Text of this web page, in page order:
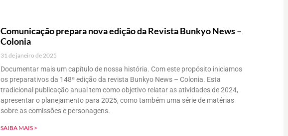
Comunicação prepara nova edição da Revista Bunkyo News –
Colonia
31 de janeiro de 2025
Documentar mais um capítulo de nossa história. Com este propósito iniciamos
os preparativos da 148ª edição da revista Bunkyo News – Colonia. Esta
tradicional publicação anual tem como objetivo relatar as atividades de 2024,
apresentar o planejamento para 2025, como também uma série de matérias
sobre as comissões e personagens.
SAIBA MAIS >